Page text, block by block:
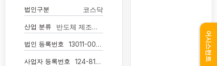
법인구분 코스닥
산업 분류 반도체 제조용 기계 제조업
법인 등록번호 13011-0058560
사업자 등록번호 124-81-70233 어시스턴트